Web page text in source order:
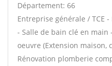
Département: 66
Entreprise générale / TCE
- Salle de bain clé en main
oeuvre (Extension maison,
Rénovation plomberie